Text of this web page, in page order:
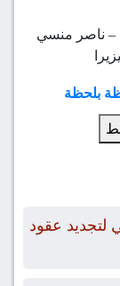
– ناصر منسي
بلحظة
عقود